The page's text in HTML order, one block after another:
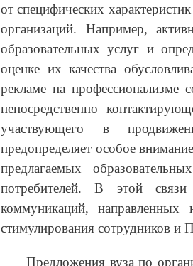
от специфических
организаций. Например,
образовательных услуг и
оценке их качества
рекламе на профессионализме
непосредственно
участвующего в
предопределяет особое
предлагаемых
потребителей. В этой связи
коммуникаций,
стимулирования сотрудников и
Предложения вуза по